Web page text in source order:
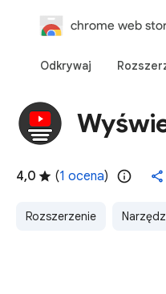
chrome web
Odkrywaj
4,0 (1 ocena)
Rozszerzenie